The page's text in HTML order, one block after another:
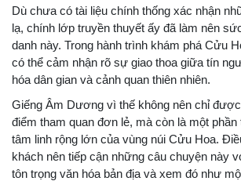
Dù chưa có tài liệu chính thống xác nhận
lạ, chính lớp truyền thuyết ấy đã làm nên
danh này. Trong hành trình khám phá Cửu
có thể cảm nhận rõ sự giao thoa giữa tín
hóa dân gian và cảnh quan thiên nhiên.
Giếng Âm Dương vì thế không nên chỉ
điểm tham quan đơn lẻ, mà còn là một
tâm linh rộng lớn của vùng núi Cửu Hoa.
khách nên tiếp cận những câu chuyện này
tôn trọng văn hóa bản địa và xem đó như